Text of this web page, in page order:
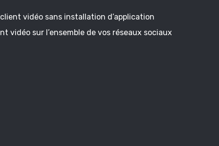
vidéo sans installation d’application
vidéo sur l’ensemble de vos réseaux sociaux